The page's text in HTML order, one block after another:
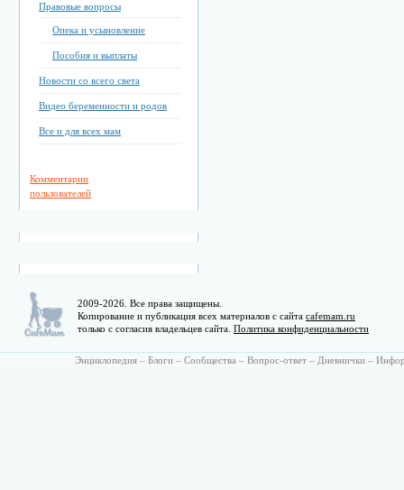
Правовые вопросы
Опека и усыновление
Пособия и выплаты
Новости со всего света
Видео беременности и родов
Все и для всех мам
Комментарии
пользователей
2009-2026. Все права защищены.
Копирование и публикация всех материалов с сайта cafemam.ru
только с согласия владельцев сайта. Политика конфиденциальности
Энциклопедия – Блоги – Сообщества – Вопрос-ответ – Дневнички –